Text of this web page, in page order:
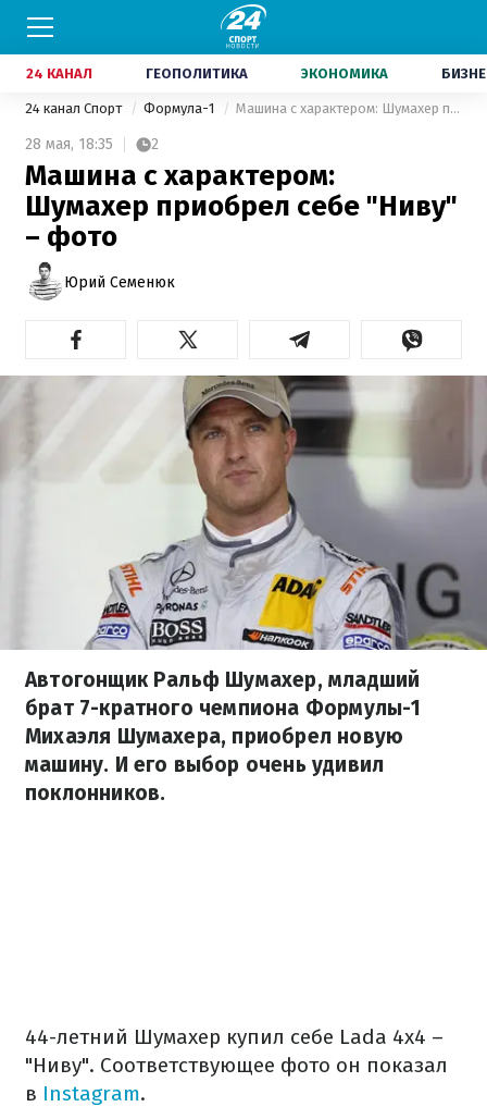
24 КАНАЛ ГЕОПОЛИТИКА ЭКОНОМИКА
24 канал Спорт Формула-1 Машина с характером: Шумахер приобрел себе "Ниву" – фото
28 мая, 18:35 2
Машина с характером:
Шумахер приобрел себе "Ниву"
– фото
Юрий Семенюк
Автогонщик Ральф Шумахер, младший
брат 7-кратного чемпиона Формулы-1
Михаэля Шумахера, приобрел новую
машину. И его выбор очень удивил
поклонников.
44-летний Шумахер купил себе Lada 4x4 –
"Ниву". Соответствующее фото он показал
в Instagram.